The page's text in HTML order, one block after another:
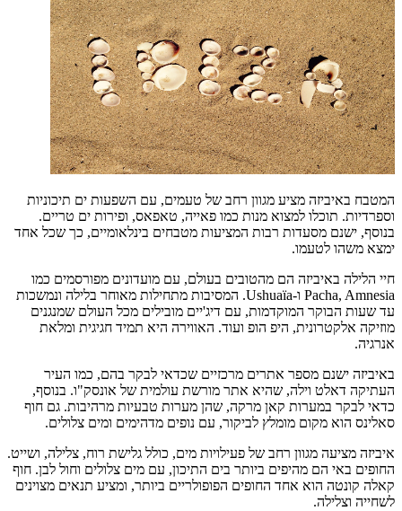
המטבח באיביזה מציע מגוון רחב של טעמים, עם השפעות ים תיכוניות
וספרדיות. תוכלו למצוא מנות כמו פאייה, טאפאס, ופירות ים טריים.
בנוסף, ישנם מסעדות רבות המציעות מטבחים בינלאומיים, כך שכל אחד
ימצא משהו לטעמו.
חיי הלילה באיביזה הם מהטובים בעולם, עם מועדונים מפורסמים כמו
Pacha, Amnesia ו-Ushuaïa. המסיבות מתחילות מאוחר בלילה ונמשכות
עד שעות הבוקר המוקדמות, עם דיג'יים מובילים מכל העולם שמנגנים
מוזיקה אלקטרונית, היפ הופ ועוד. האווירה היא תמיד חגיגית ומלאת
אנרגיה.
באיביזה ישנם מספר אתרים מרכזיים שכדאי לבקר בהם, כמו העיר
העתיקה דאלט וילה, שהיא אתר מורשת עולמית של אונסק"ו. בנוסף,
כדאי לבקר במערות קאן מרקה, שהן מערות טבעיות מרהיבות. גם חוף
סאלינס הוא מקום מומלץ לביקור, עם נופים מדהימים ומים צלולים.
איביזה מציעה מגוון רחב של פעילויות מים, כולל גלישת רוח, צלילה, ושייט.
החופים באי הם מהיפים ביותר בים התיכון, עם מים צלולים וחול לבן. חוף
קאלה קונטה הוא אחד החופים הפופולריים ביותר, ומציע תנאים מצוינים
לשחייה וצלילה.